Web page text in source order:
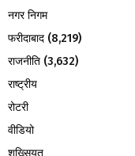
नगर निगम
फरीदाबाद (8,219)
राजनीति (3,632)
राष्ट्रीय
रोटरी
वीडियो
शख्सियत